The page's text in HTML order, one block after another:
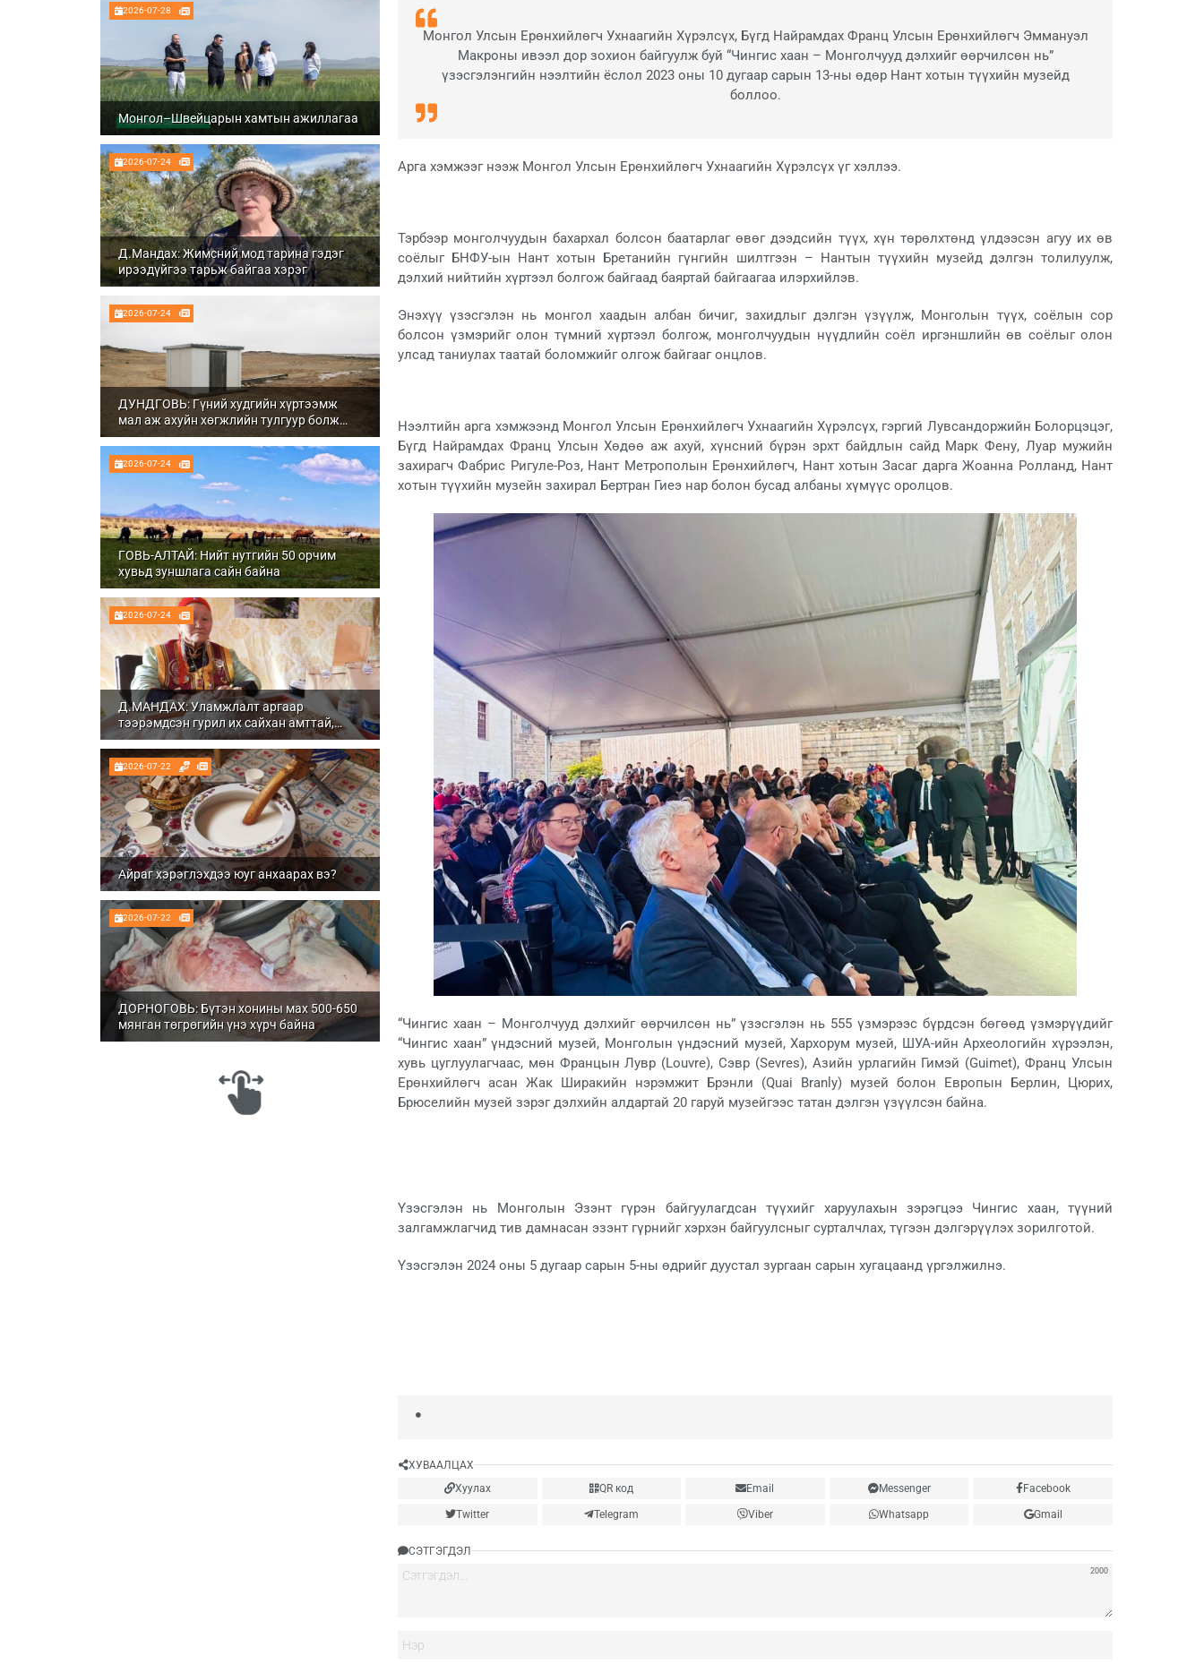
2026-07-28
Монгол–Швейцарын хамтын ажиллагаа
2026-07-24
Д.Мандах: Жимсний мод тарина гэдэг
ирээдүйгээ тарьж байгаа хэрэг
2026-07-24
ДУНДГОВЬ: Гүний худгийн хүртээмж
мал аж ахуйн хөгжлийн тулгуур болж
байна
2026-07-24
ГОВЬ-АЛТАЙ: Нийт нутгийн 50 орчим
хувьд зуншлага сайн байна
2026-07-24
Д.МАНДАХ: Уламжлалт аргаар
тээрэмдсэн гурил их сайхан амттай,
шим тэжээлтэй болдог
2026-07-22
Айраг хэрэглэхдээ юуг анхаарах вэ?
2026-07-22
ДОРНОГОВЬ: Бүтэн хонины мах 500-650
мянган төгрөгийн үнэ хүрч байна
Монгол Улсын Ерөнхийлөгч Ухнаагийн Хүрэлсүх, Бүгд Найрамдах Франц Улсын Ерөнхийлөгч Эммануэл
Макроны ивээл дор зохион байгуулж буй “Чингис хаан – Монголчууд дэлхийг өөрчилсөн нь”
үзэсгэлэнгийн нээлтийн ёслол 2023 оны 10 дугаар сарын 13-ны өдөр Нант хотын түүхийн музейд
боллоо.
Арга хэмжээг нээж Монгол Улсын Ерөнхийлөгч Ухнаагийн Хүрэлсүх үг хэллээ.
Тэрбээр монголчуудын бахархал болсон баатарлаг өвөг дээдсийн түүх, хүн төрөлхтөнд үлдээсэн агуу их өв
соёлыг БНФУ-ын Нант хотын Бретанийн гүнгийн шилтгээн – Нантын түүхийн музейд дэлгэн толилуулж,
дэлхий нийтийн хүртээл болгож байгаад баяртай байгаагаа илэрхийлэв.
Энэхүү үзэсгэлэн нь монгол хаадын албан бичиг, захидлыг дэлгэн үзүүлж, Монголын түүх, соёлын сор
болсон үзмэрийг олон түмний хүртээл болгож, монголчуудын нүүдлийн соёл иргэншлийн өв соёлыг олон
улсад таниулах таатай боломжийг олгож байгааг онцлов.
Нээлтийн арга хэмжээнд Монгол Улсын Ерөнхийлөгч Ухнаагийн Хүрэлсүх, гэргий Лувсандоржийн Болорцэцэг,
Бүгд Найрамдах Франц Улсын Хөдөө аж ахуй, хүнсний бүрэн эрхт байдлын сайд Марк Фену, Луар мужийн
захирагч Фабрис Ригуле-Роз, Нант Метрополын Ерөнхийлөгч, Нант хотын Засаг дарга Жоанна Ролланд, Нант
хотын түүхийн музейн захирал Бертран Гиеэ нар болон бусад албаны хүмүүс оролцов.
“Чингис хаан – Монголчууд дэлхийг өөрчилсөн нь” үзэсгэлэн нь 555 үзмэрээс бүрдсэн бөгөөд үзмэрүүдийг
“Чингис хаан” үндэсний музей, Монголын үндэсний музей, Хархорум музей, ШУА-ийн Археологийн хүрээлэн,
хувь цуглуулагчаас, мөн Францын Лувр (Louvre), Сэвр (Sevres), Азийн урлагийн Гимэй (Guimet), Франц Улсын
Ерөнхийлөгч асан Жак Ширакийн нэрэмжит Брэнли (Quai Branly) музей болон Европын Берлин, Цюрих,
Брюселийн музей зэрэг дэлхийн алдартай 20 гаруй музейгээс татан дэлгэн үзүүлсэн байна.
Үзэсгэлэн нь Монголын Эзэнт гүрэн байгуулагдсан түүхийг харуулахын зэрэгцээ Чингис хаан, түүний
залгамжлагчид тив дамнасан эзэнт гүрнийг хэрхэн байгуулсныг сурталчлах, түгээн дэлгэрүүлэх зорилготой.
Үзэсгэлэн 2024 оны 5 дугаар сарын 5-ны өдрийг дуустал зургаан сарын хугацаанд үргэлжилнэ.
ХУВААЛЦАХ
Хуулах
QR код Email Messenger Facebook
Twitter Telegram Viber Whatsapp Gmail
СЭТГЭГДЭЛ
2000